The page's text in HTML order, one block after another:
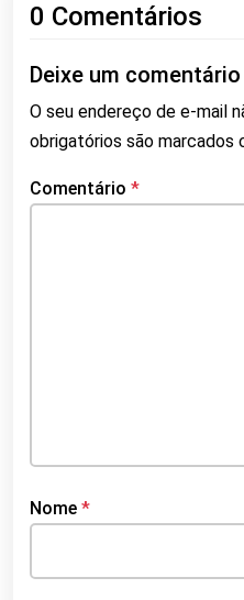
0 Comentários
Deixe um comentário
O seu endereço de e-mail
obrigatórios são marcados
Comentário *
Nome *